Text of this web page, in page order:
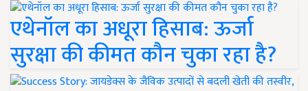
एथेनॉल का अधूरा हिसाब: ऊर्जा
सुरक्षा की कीमत कौन चुका रहा है?